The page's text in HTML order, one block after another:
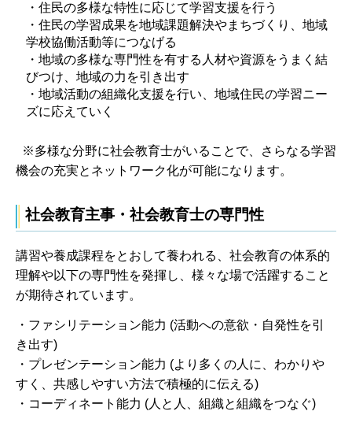
・住民の多様な特性に応じて学習支援を行う
・住民の学習成果を地域課題解決やまちづくり、地域
学校協働活動等につなげる
・地域の多様な専門性を有する人材や資源をうまく結
びつけ、地域の力を引き出す
・地域活動の組織化支援を行い、地域住民の学習ニー
ズに応えていく
※多様な分野に社会教育士がいることで、さらなる学習
機会の充実とネットワーク化が可能になります。
社会教育主事・社会教育士の専門性
講習や養成課程をとおして養われる、社会教育の体系的
理解や以下の専門性を発揮し、様々な場で活躍すること
が期待されています。
・ファシリテーション能力 (活動への意欲・自発性を引
き出す)
・プレゼンテーション能力 (より多くの人に、わかりや
すく、共感しやすい方法で積極的に伝える)
・コーディネート能力 (人と人、組織と組織をつなぐ)